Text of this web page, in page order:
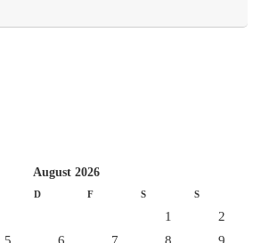
August 2026
D F S S
1
2